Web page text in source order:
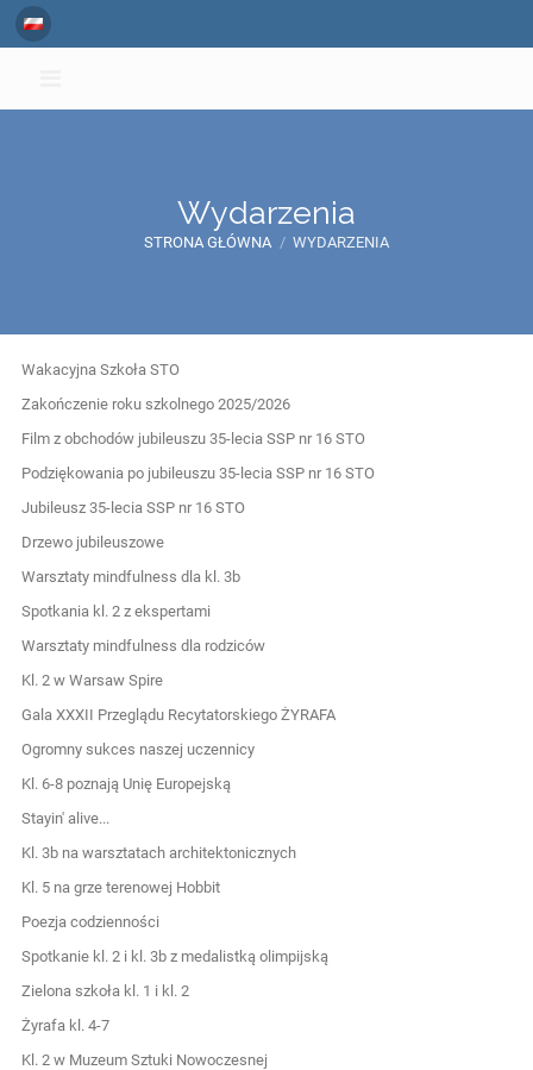
Wydarzenia
STRONA GŁÓWNA / WYDARZENIA
Wydarzenia
Wakacyjna Szkoła STO
Zakończenie roku szkolnego 2025/2026
Film z obchodów jubileuszu 35-lecia SSP nr 16 STO
Podziękowania po jubileuszu 35-lecia SSP nr 16 STO
Jubileusz 35-lecia SSP nr 16 STO
Drzewo jubileuszowe
Warsztaty mindfulness dla kl. 3b
Spotkania kl. 2 z ekspertami
Warsztaty mindfulness dla rodziców
Kl. 2 w Warsaw Spire
Gala XXXII Przeglądu Recytatorskiego ŻYRAFA
Ogromny sukces naszej uczennicy
Kl. 6-8 poznają Unię Europejską
Stayin' alive...
Kl. 3b na warsztatach architektonicznych
Kl. 5 na grze terenowej Hobbit
Poezja codzienności
Spotkanie kl. 2 i kl. 3b z medalistką olimpijską
Zielona szkoła kl. 1 i kl. 2
Żyrafa kl. 4-7
Kl. 2 w Muzeum Sztuki Nowoczesnej